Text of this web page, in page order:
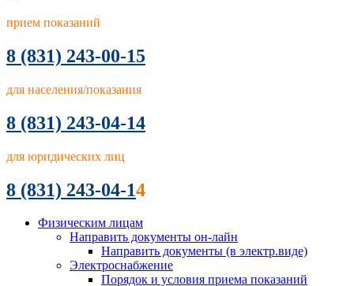
прием показаний
8 (831) 243-00-15
для населения/показания
8 (831) 243-04-14
для юридических лиц
8 (831) 243-04-14
Физическим лицам
Направить документы он-лайн
Направить документы (в электр.виде)
Электроснабжение
Порядок и условия приема показаний